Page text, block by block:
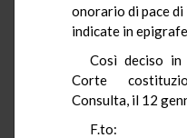
onorario di pace
indicate in
Così deciso in
Corte
Consulta, il 12
F.to: